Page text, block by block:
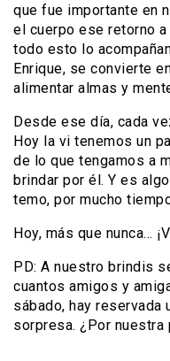
que fue importante en
el cuerpo ese retorno
todo esto lo
Enrique, se convierte
alimentar almas y
Desde ese día, cada
Hoy la vi tenemos un
de lo que tengamos a
brindar por él. Y es
temo, por mucho
Hoy, más que nunca…
PD: A nuestro brindis
cuantos amigos y
sábado, hay reservada
sorpresa. ¿Por nuestra